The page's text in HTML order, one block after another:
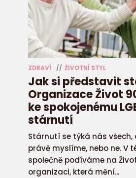
ZDRAVÍ ŽIVOTNÍ STYL
Jak si představit
Organizace Život
ke spokojenému
stárnutí
Stárnutí se týká nás všech,
právě myslíme, nebo ne. V
společně podíváme na
organizaci, která mění...